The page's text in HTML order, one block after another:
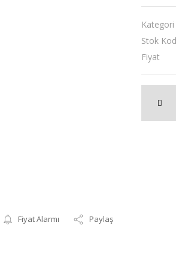
Fiyat Alarmı Paylaş
Kategori
Stok
Fiyat